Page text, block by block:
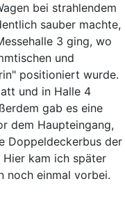
bei strahlendem
sauber machte,
3 ging, wo
und
positioniert wurde.
und in Halle 4
gab es eine
dem Haupteingang,
Doppeldeckerbus der
kam ich später
noch einmal vorbei.